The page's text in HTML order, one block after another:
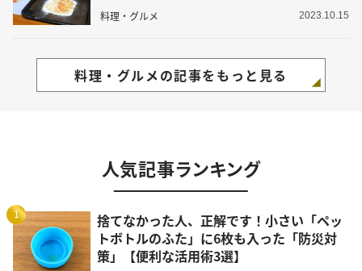
料理・グルメ 2023.10.15
料理・グルメの記事をもっと見る
人気記事ランキング
1
捨てなかった人、正解です！小さい「ペッ
トボトルのふた」に6枚も入った「防災対
策」【便利な活用術3選】